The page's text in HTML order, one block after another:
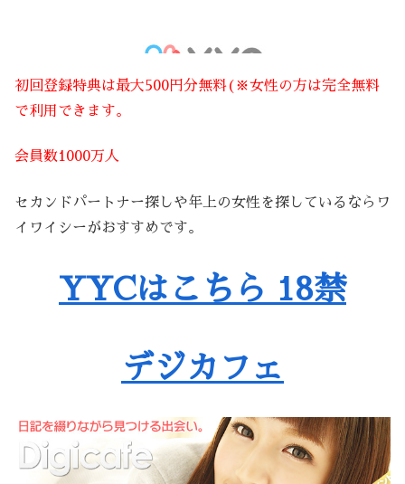
初回登録特典は最大500円分無料(※女性の方は完全無料
で利用できます。
会員数1000万人
セカンドパートナー探しや年上の女性を探しているならワ
イワイシーがおすすめです。
YYCはこちら 18禁
デジカフェ